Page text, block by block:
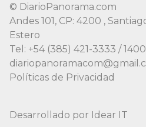
© DiarioPanorama.com
Andes 101, CP: 4200 ,
Estero
Tel: +54 (385) 421-3333 / 1400
Políticas de Privacidad
Desarrollado por Idear IT